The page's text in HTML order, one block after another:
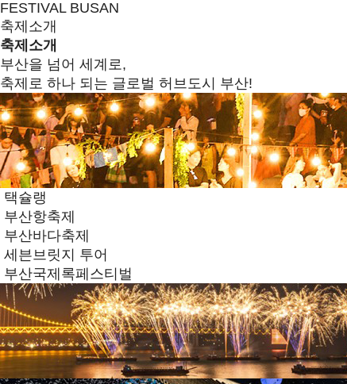
FESTIVAL BUSAN
축제소개
축제소개
부산을 넘어 세계로,
축제로 하나 되는 글로벌 허브도시 부산!
택슐랭
부산항축제
부산바다축제
세븐브릿지 투어
부산국제록페스티벌